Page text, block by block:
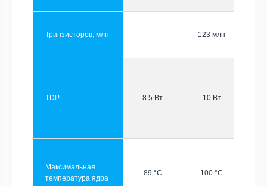
Транзисторов, млн - 123 млн
TDP 8.5 Вт 10 Вт
Максимальная
температура ядра
89 °C 100 °C